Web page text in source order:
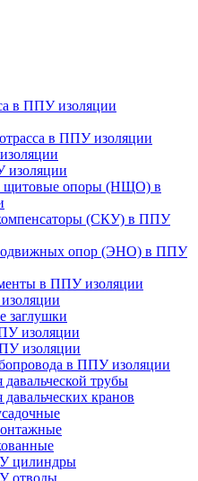
в ППУ изоляции
в ППУ изоляции
щитовые опоры (НЩО) в
(СКУ) в ППУ
опор (ЭНО) в ППУ
в ППУ изоляции
заглушки
изоляции
изоляции
в ППУ изоляции
трубы
кранов
цилиндры
отводы